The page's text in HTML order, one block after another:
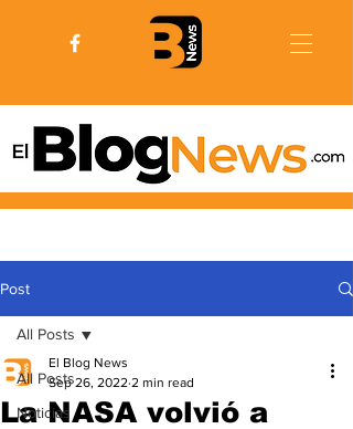
Post
All Posts
Noticias
All Posts
La NASA volvió a
El Blog News
Sep 26, 2022 2 min read